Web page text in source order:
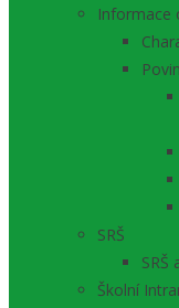
Informace
SRŠ
SRŠ
Školní